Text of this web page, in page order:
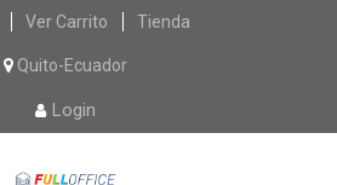
Skip
content
Ver Carrito Tienda
Quito-Ecuador
Login